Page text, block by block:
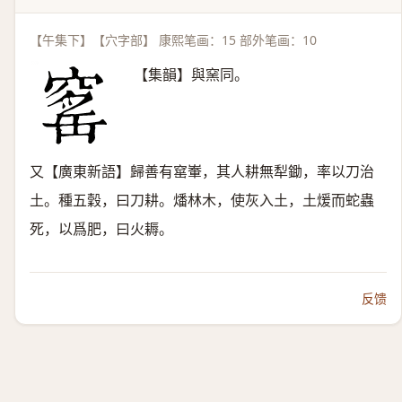
【午集下】【穴字部】 康熙笔画：15 部外笔画：10
【集韻】與窯同。
又【廣東新語】歸善有窰輋，其人耕無犁鋤，率以刀治
土。種五穀，曰刀耕。燔林木，使灰入土，土煖而蛇蟲
死，以爲肥，曰火耨。
反馈